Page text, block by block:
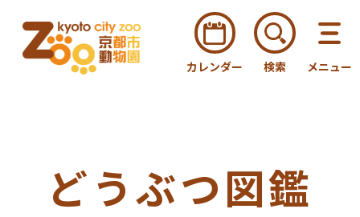
カレンダー 検索 メニュー
どうぶつ図鑑